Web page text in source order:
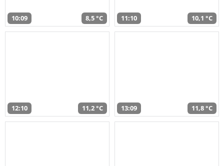
10:09 8,5 °C 11:10 10,1 °C
12:10 11,2 °C 13:09 11,8 °C